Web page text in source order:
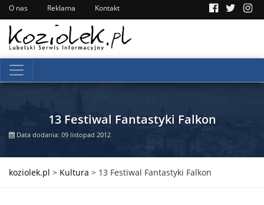
O nas Reklama Kontakt
13 Festiwal Fantastyki Falkon
Data dodania: 09 listopad 2012
koziolek.pl > Kultura > 13 Festiwal Fantastyki Falkon